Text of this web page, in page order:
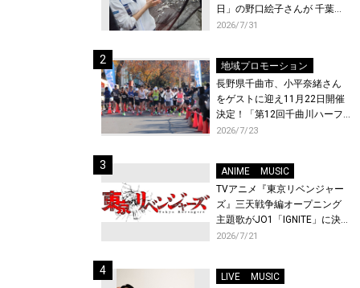
日」の野口絵子さんが 千葉県
唯一の村・長生村で地引網を
2026/7/31
地域プロモーション
長野県千曲市、小平奈緒さん
をゲストに迎え11月22日開催
決定！「第12回千曲川ハーフ
マラソン」エントリー受付開
2026/7/23
ANIME
MUSIC
TVアニメ『東京リベンジャー
ズ』三天戦争編オープニング
主題歌がJO1「IGNITE」に決
定！メンバー全員から喜びと
先行上映会を開催！
2026/7/21
LIVE
MUSIC